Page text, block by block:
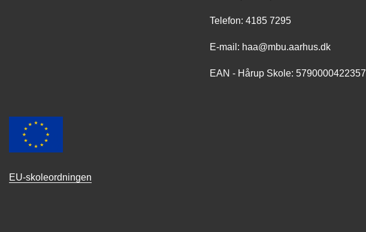
Telefon: 4185 7295
E-mail: haa@mbu.aarhus.dk
EAN - Hårup Skole: 5790000422357
EU-skoleordningen